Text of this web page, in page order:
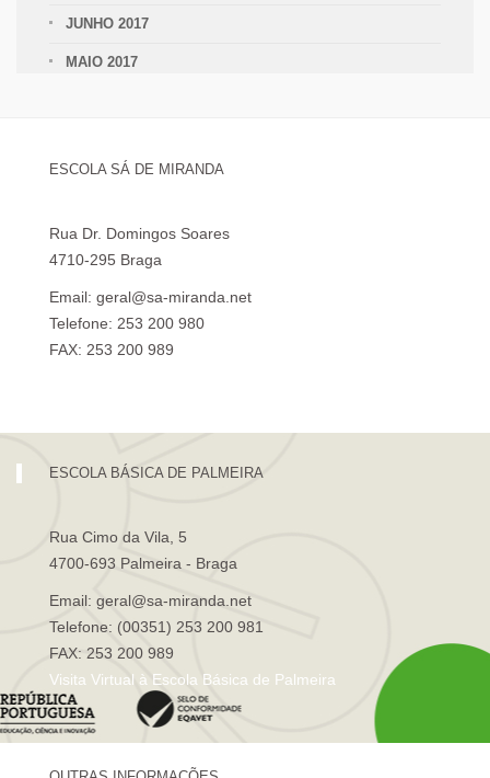
JUNHO 2017
MAIO 2017
ESCOLA SÁ DE MIRANDA
Rua Dr. Domingos Soares
4710-295 Braga
Email: geral@sa-miranda.net
Telefone: 253 200 980
FAX: 253 200 989
ESCOLA BÁSICA DE PALMEIRA
Rua Cimo da Vila, 5
4700-693 Palmeira - Braga
Email: geral@sa-miranda.net
Telefone: (00351) 253 200 981
FAX: 253 200 989
Visita Virtual à Escola Básica de Palmeira